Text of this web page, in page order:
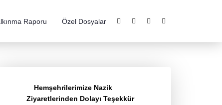
Raporu Özel Dosyalar
Hemşehrilerimize Nazik
Ziyaretlerinden Dolayı Teşekkür